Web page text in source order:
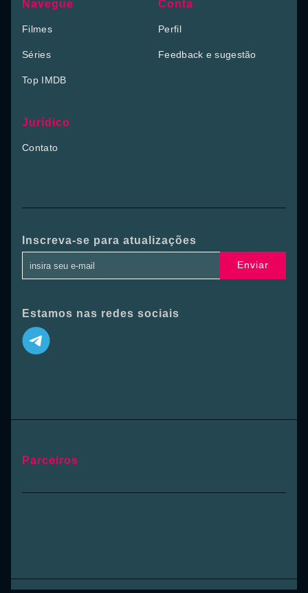
Navegue
Filmes
Séries
Top IMDB
Conta
Perfil
Feedback e sugestão
Jurídico
Contato
Inscreva-se para atualizações
Enviar
Estamos nas redes sociais
Parceiros